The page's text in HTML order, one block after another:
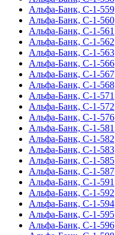
Альфа-Банк, С-1-559
Альфа-Банк, С-1-560
Альфа-Банк, С-1-561
Альфа-Банк, С-1-562
Альфа-Банк, С-1-563
Альфа-Банк, С-1-566
Альфа-Банк, С-1-567
Альфа-Банк, С-1-568
Альфа-Банк, С-1-571
Альфа-Банк, С-1-572
Альфа-Банк, С-1-576
Альфа-Банк, С-1-581
Альфа-Банк, С-1-582
Альфа-Банк, С-1-583
Альфа-Банк, С-1-585
Альфа-Банк, С-1-587
Альфа-Банк, С-1-591
Альфа-Банк, С-1-592
Альфа-Банк, С-1-594
Альфа-Банк, С-1-595
Альфа-Банк, С-1-596